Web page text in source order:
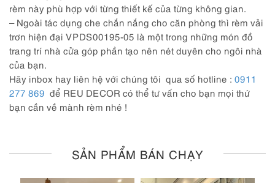
rèm này phù hợp với từng thiết kế của từng không gian.
– Ngoài tác dụng che chắn nắng cho căn phòng thì rèm vải
trơn hiện đại VPDS00195-05 là một trong những món đồ
trang trí nhà cửa góp phần tạo nên nét duyên cho ngôi nhà
của bạn.
Hãy inbox hay liên hệ với chúng tôi qua số hotline : 0911
277 869 để REU DECOR có thể tư vấn cho bạn mọi thứ
bạn cần về mành rèm nhé !
SẢN PHẨM BÁN CHẠY